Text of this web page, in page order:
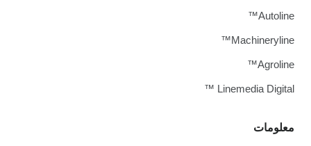
معلومات
Autoline™
Machineryline™
Agroline™
Linemedia Digital ™